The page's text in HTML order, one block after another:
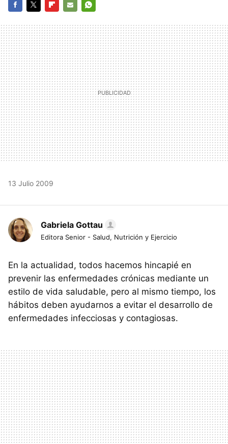
MAIL
13 Julio 2009
Gabriela Gottau
Editora Senior - Salud, Nutrición y Ejercicio
En la actualidad, todos hacemos hincapié en
prevenir las enfermedades crónicas mediante un
estilo de vida saludable, pero al mismo tiempo, los
hábitos deben ayudarnos a evitar el desarrollo de
enfermedades infecciosas y contagiosas.